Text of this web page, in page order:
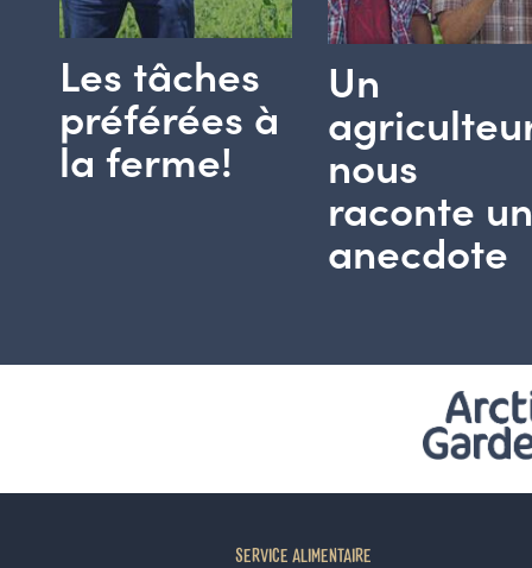
Les tâches
préférées à
la ferme!
Un
nous
raconte
anecdote
SERVICE ALIMENTAIRE